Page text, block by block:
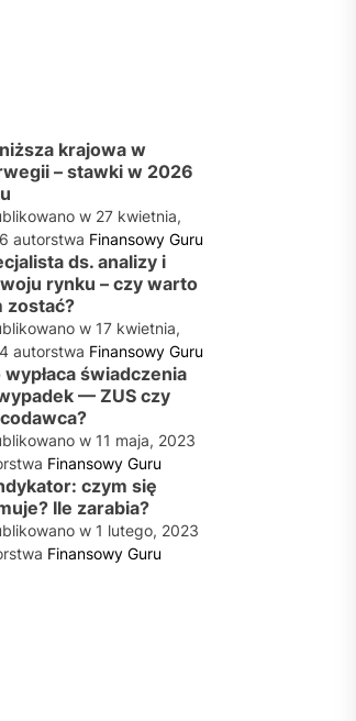
krajowa w
– stawki w 2026
w 27 kwietnia,
autorstwa Finansowy Guru
ds. analizy i
rynku – czy warto
zostać?
w 17 kwietnia,
autorstwa Finansowy Guru
wypłaca świadczenia
— ZUS czy
w 11 maja, 2023
Finansowy Guru
czym się
Ile zarabia?
w 1 lutego, 2023
Finansowy Guru